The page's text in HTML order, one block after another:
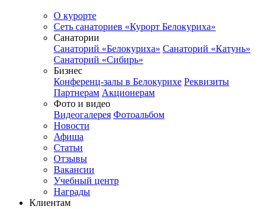
О курорте
Сеть санаториев «Курорт Белокуриха»
Санатории
Санаторий «Белокуриха» Санаторий «Катунь»
Санаторий «Сибирь»
Бизнес
Конференц-залы в Белокурихе Реквизиты
Партнерам Акционерам
Фото и видео
Видеогалерея Фотоальбом
Новости
Афиша
Статьи
Отзывы
Вакансии
Учебный центр
Награды
Клиентам